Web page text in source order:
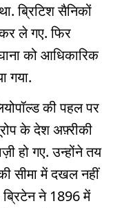
ब्रिटिश सैनिकों
ले गए. फिर
को आधिकारिक
गया.
की पहल पर
के देश अफ़्रीकी
हो गए. उन्होंने तय
सीमा में दखल नहीं
ब्रिटेन ने 1896 में